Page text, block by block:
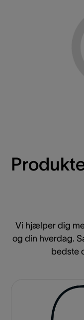
Vi hjælper dig
og din hverdag.
bedste